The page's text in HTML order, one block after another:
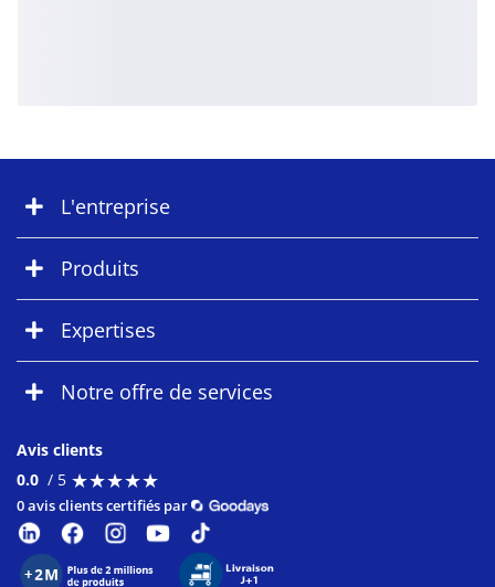
L'entreprise
Produits
Expertises
Notre offre de services
Avis clients
0.0 / 5 ★★★★★
★★★★★
0 avis clients certifiés par